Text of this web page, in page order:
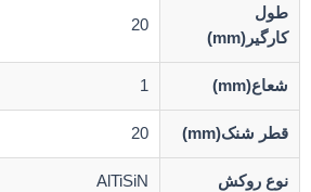
طول
کارگیر(mm)
20
شعاع(mm) 1
قطر شنک(mm) 20
نوع روکش AlTiSiN